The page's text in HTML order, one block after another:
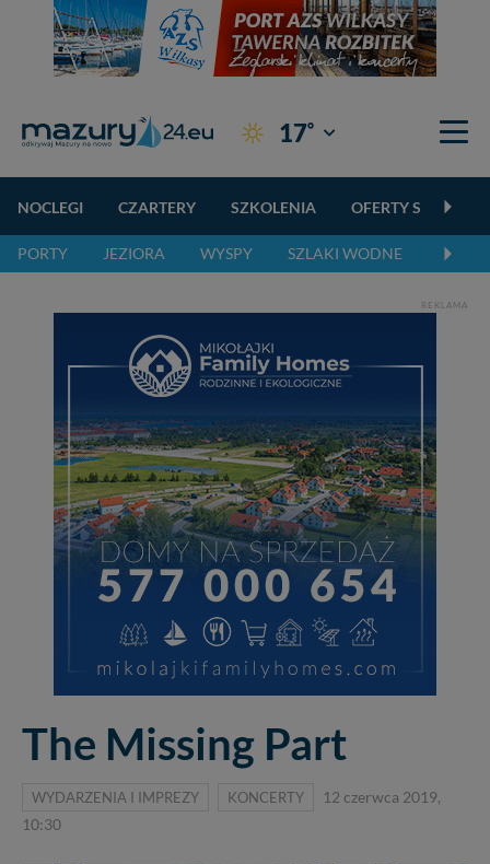
17° Giżycko
NOCLEGI CZARTERY SZKOLENIA OFERTY
PORTY JEZIORA WYSPY SZLAKI WODNE
REKLAMA
The Missing Part
WYDARZENIA I IMPREZY KONCERTY
12 czerwca 2019,
10:30